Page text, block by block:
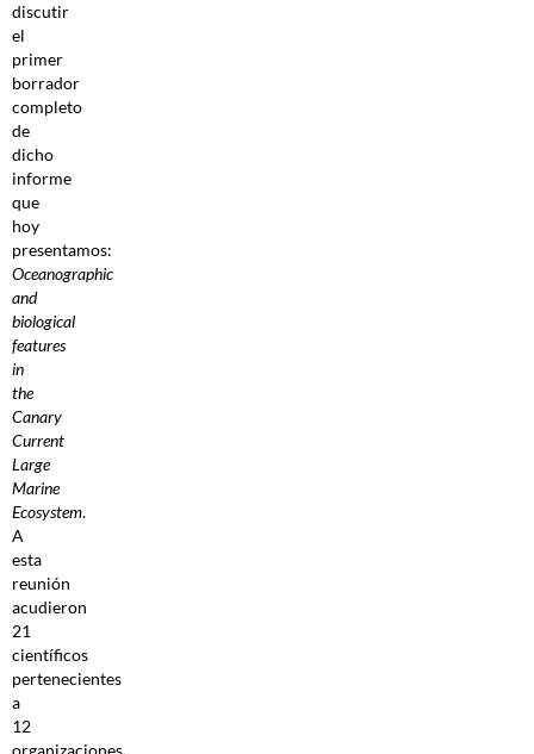
discutir
el
primer
borrador
completo
de
dicho
informe
que
hoy
presentamos:
Oceanographic
and
biological
features
in
the
Canary
Current
Large
Marine
Ecosystem.
A
esta
reunión
acudieron
21
científicos
pertenecientes
a
12